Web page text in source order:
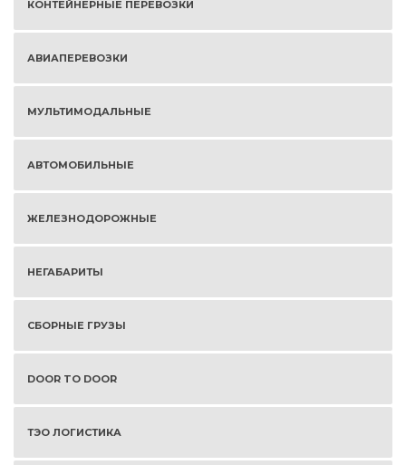
КОНТЕЙНЕРНЫЕ ПЕРЕВОЗКИ
АВИАПЕРЕВОЗКИ
МУЛЬТИМОДАЛЬНЫЕ
АВТОМОБИЛЬНЫЕ
ЖЕЛЕЗНОДОРОЖНЫЕ
НЕГАБАРИТЫ
СБОРНЫЕ ГРУЗЫ
DOOR TO DOOR
ТЭО ЛОГИСТИКА